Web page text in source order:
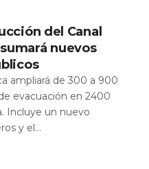
del Canal
nuevos
ampliará de 300 a 900
evacuación en 2400
Incluye un nuevo
y el...